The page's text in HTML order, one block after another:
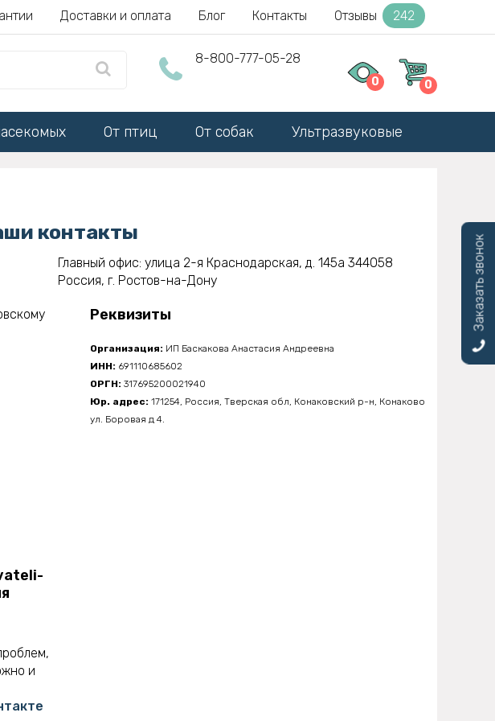
Доставки и оплата Блог Контакты Отзывы 242
8-800-777-05-28
0 0
От птиц От собак Ультразвуковые
контакты
и
Главный офис: улица 2-я Краснодарская, д. 145а 344058
Россия, г. Ростов-на-Дону
Реквизиты
Организация: ИП Баскакова Анастасия Андреевна
ИНН: 691110685602
ОРГН: 317695200021940
Юр. адрес: 171254, Россия, Тверская обл, Конаковский р-н, Конаково
ул. Боровая д 4.
Заказать звонок